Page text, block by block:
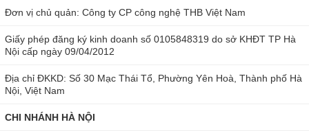
Đơn vị chủ quản: Công ty CP công nghệ THB Việt Nam
Giấy phép đăng ký kinh doanh số 0105848319 do sở KHĐT TP Hà
Nội cấp ngày 09/04/2012
Địa chỉ ĐKKD: Số 30 Mạc Thái Tổ, Phường Yên Hoà, Thành phố Hà
Nội, Việt Nam
CHI NHÁNH HÀ NỘI